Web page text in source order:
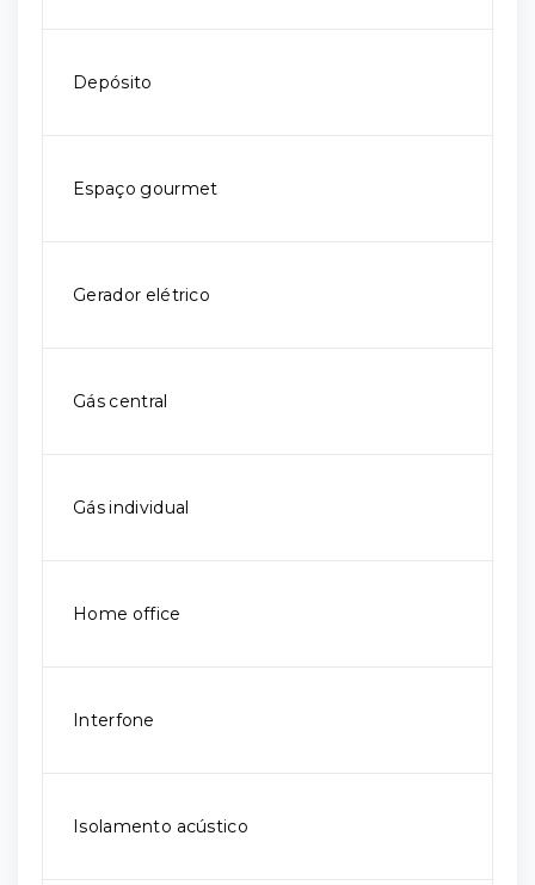
Depósito
Espaço gourmet
Gerador elétrico
Gás central
Gás individual
Home office
Interfone
Isolamento acústico